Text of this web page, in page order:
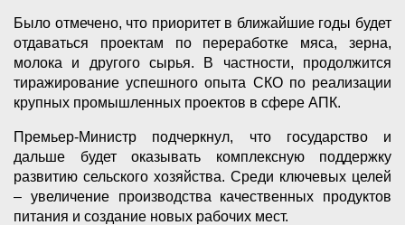
Было отмечено, что приоритет в ближайшие годы будет
отдаваться проектам по переработке мяса, зерна,
молока и другого сырья. В частности, продолжится
тиражирование успешного опыта СКО по реализации
крупных промышленных проектов в сфере АПК.
Премьер-Министр подчеркнул, что государство и
дальше будет оказывать комплексную поддержку
развитию сельского хозяйства. Среди ключевых целей
– увеличение производства качественных продуктов
питания и создание новых рабочих мест.